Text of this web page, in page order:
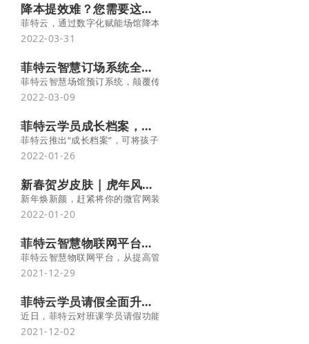
降本提效难？您需要这样一套智能管理软件！
菲特云，通过数字化赋能场馆降本增效，让更少的人做更多的事，帮
2022-03-31
菲特云智慧订场系统全新上线，赋能运动场馆提效增收！
菲特云智慧场馆预订系统，颠覆传统的场馆运营及管理模式，打造互
2022-03-09
菲特云学员成长档案，提升续费率的秘密武器！
菲特云推出“成长档案”，可将孩子的课堂表现、在校作品、个人风采
2022-01-26
新春贺岁皮肤 | 虎年风格图标上线啦！
新年焕新颜，赶紧将你的微官网装扮起来 !
2022-01-20
菲特云智慧物联网平台：智能管控、万物互联
菲特云智慧物联网平台，从提高管理效率和提升用户体验这两大方向
2021-12-29
菲特云学员请假全面升级，教务管理更高效！
近日，菲特云对班课学员请假功能进行了全面升级，助力场馆提高运
2021-12-02